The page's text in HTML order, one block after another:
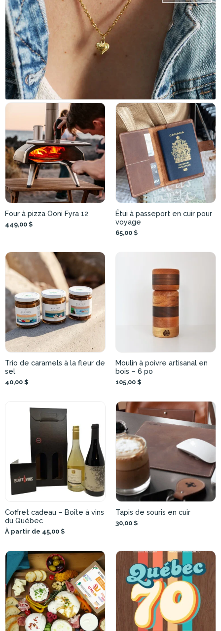
Four à pizza Ooni Fyra 12
449,00 $
Étui à passeport en cuir pour
voyage
65,00 $
Trio de caramels à la fleur de
sel
40,00 $
Moulin à poivre artisanal en
bois – 6 po
105,00 $
Coffret cadeau – Boîte à vins
du Québec
À partir de 45,00 $
Tapis de souris en cuir
30,00 $